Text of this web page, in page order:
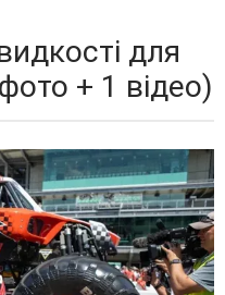
для
+ 1 відео)